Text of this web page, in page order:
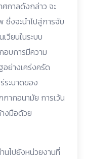
กาลดังกล่าว จะ
ซึ่งจะนำไปสู่การจับ
วียนในระบบ
อบการมีความ
ย่างเคร่งครัด
ระบาดของ
ากอนามัย การเว้น
งมือด้วย
นไปยังหน่วยงานที่